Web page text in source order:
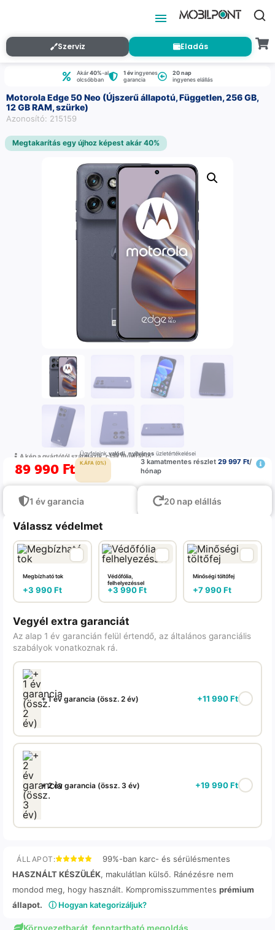
Szerviz Eladás
Akár40%-al
olcsóbban
1 évingyenes
garancia
20 nap
ingyenes elállás
Motorola Edge 50 Neo (Újszerű állapotú, Független, 256 GB,
12 GB RAM, szürke)
Azonosító: 215159
Megtakarítás egy újhoz képest akár 40%
A kép a gyártótól származik, csak illustráció
Ügyfeleinkvalódi,nyilvánosüzletértékelései
89 990 Ft K.ÁFA (0%) 3 kamatmentes részlet 29 997 Ft/
hónap
1 év garancia 20 nap elállás
Válassz védelmet
Megbízható tok
+3 990Ft
Védőfólia,
felhelyezéssel
+3 990Ft
Minőségi töltőfej
+7 990Ft
Vegyél extra garanciát
Az alap 1 év garancián felül értendő, az általános garanciális
szabályok vonatkoznak rá.
+ 1 év garancia (össz. 2 év) +11 990Ft
+ 2 év garancia (össz. 3 év) +19 990Ft
ÁLLAPOT:
99%-ban karc- és sérülésmentes
HASZNÁLT KÉSZÜLÉK, makulátlan külső. Ránézésre nem
mondod meg, hogy használt. Kompromisszummentes prémium
állapot.
ⓘ Hogyan kategorizáljuk?
Környezetbarát, fenntartható megoldás